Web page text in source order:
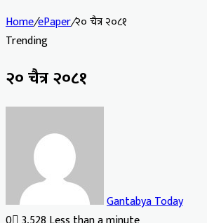
Home/ePaper/२० चैत्र २०८१
Trending
२० चैत्र २०८१
Gantabya Today